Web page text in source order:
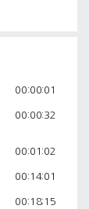
00:00:01
00:00:32
00:01:02
00:14:01
00:18:15